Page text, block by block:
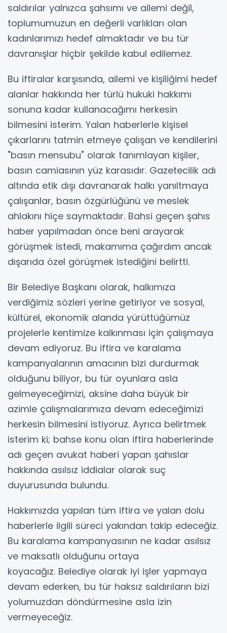
saldırılar yalnızca şahsımı ve ailemi değil,
toplumumuzun en değerli varlıkları olan
kadınlarımızı hedef almaktadır ve bu tür
davranışlar hiçbir şekilde kabul edilemez.
Bu iftiralar karşısında, ailemi ve kişiliğimi hedef
alanlar hakkında her türlü hukuki hakkımı
sonuna kadar kullanacağımı herkesin
bilmesini isterim. Yalan haberlerle kişisel
çıkarlarını tatmin etmeye çalışan ve kendilerini
"basın mensubu" olarak tanımlayan kişiler,
basın camiasının yüz karasıdır. Gazetecilik adı
altında etik dışı davranarak halkı yanıltmaya
çalışanlar, basın özgürlüğünü ve meslek
ahlakını hiçe saymaktadır. Bahsi geçen şahıs
haber yapılmadan önce beni arayarak
görüşmek istedi, makamıma çağırdım ancak
dışarıda özel görüşmek istediğini belirtti.
Bir Belediye Başkanı olarak, halkımıza
verdiğimiz sözleri yerine getiriyor ve sosyal,
kültürel, ekonomik alanda yürüttüğümüz
projelerle kentimize kalkınması için çalışmaya
devam ediyoruz. Bu iftira ve karalama
kampanyalarının amacının bizi durdurmak
olduğunu biliyor, bu tür oyunlara asla
gelmeyeceğimizi, aksine daha büyük bir
azimle çalışmalarımıza devam edeceğimizi
herkesin bilmesini istiyoruz. Ayrıca belirtmek
isterim ki; bahse konu olan iftira haberlerinde
adı geçen avukat haberi yapan şahıslar
hakkında asılsız iddialar olarak suç
duyurusunda bulundu.
Hakkımızda yapılan tüm iftira ve yalan dolu
haberlerle ilgili süreci yakından takip edeceğiz.
Bu karalama kampanyasının ne kadar asılsız
ve maksatlı olduğunu ortaya
koyacağız. Belediye olarak iyi işler yapmaya
devam ederken, bu tür haksız saldırıların bizi
yolumuzdan döndürmesine asla izin
vermeyeceğiz.